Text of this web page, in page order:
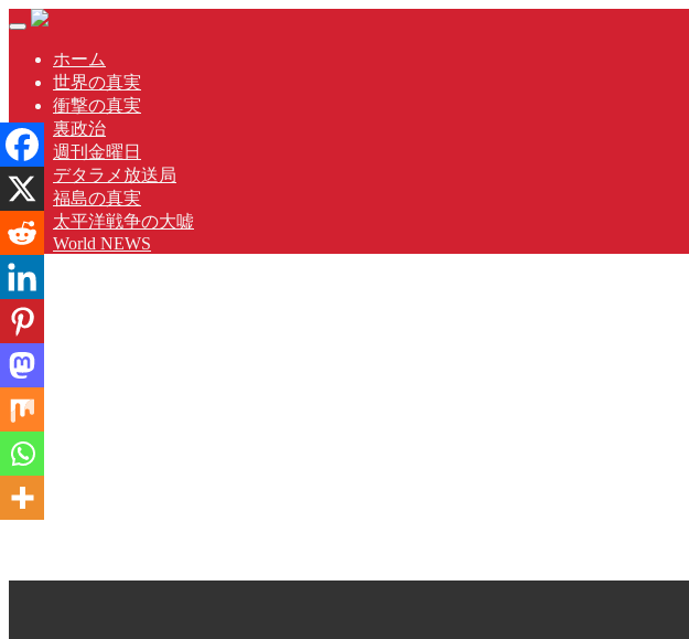
Skip
content
Toggle
navigationホーム
世界の真実
衝撃の真実
裏政治
週刊金曜日
デタラメ放送局
福島の真実
太平洋戦争の大嘘
World NEWS